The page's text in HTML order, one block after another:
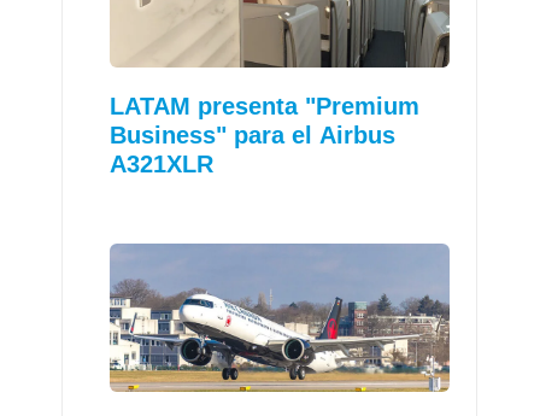
LATAM presenta "Premium
Business" para el Airbus
A321XLR